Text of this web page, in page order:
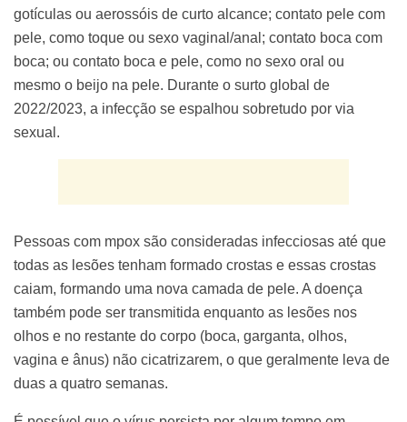
gotículas ou aerossóis de curto alcance; contato pele com
pele, como toque ou sexo vaginal/anal; contato boca com
boca; ou contato boca e pele, como no sexo oral ou
mesmo o beijo na pele. Durante o surto global de
2022/2023, a infecção se espalhou sobretudo por via
sexual.
Pessoas com mpox são consideradas infecciosas até que
todas as lesões tenham formado crostas e essas crostas
caiam, formando uma nova camada de pele. A doença
também pode ser transmitida enquanto as lesões nos
olhos e no restante do corpo (boca, garganta, olhos,
vagina e ânus) não cicatrizarem, o que geralmente leva de
duas a quatro semanas.